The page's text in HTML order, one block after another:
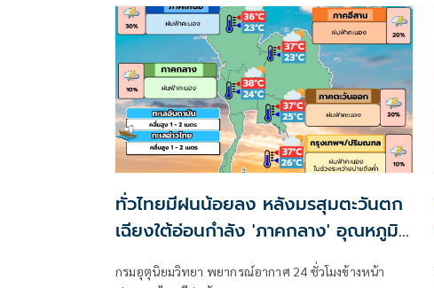
ทั่วไทยมีฝนน้อยลง หลังมรสุมตะวันตก
เฉียงใต้อ่อนกำลัง 'ภาคกลาง' อุณหภูมิ
กรมอุตุนิยมวิทยา พยากรณ์อากาศ 24 ชั่วโมงข้างหน้า